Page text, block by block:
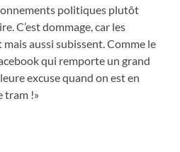
politiques plutôt
C’est dommage, car les
aussi subissent. Comme le
qui remporte un grand
excuse quand on est en
tram !»